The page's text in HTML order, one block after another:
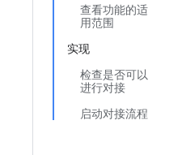
查看功能的适
用范围
实现
检查是否可以
进行对接
启动对接流程